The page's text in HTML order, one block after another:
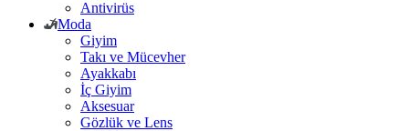
Antivirüs
Moda
Giyim
Takı ve Mücevher
Ayakkabı
İç Giyim
Aksesuar
Gözlük ve Lens